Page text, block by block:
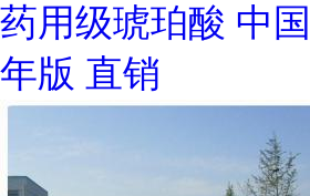
药用级琥珀酸 中
年版 直销